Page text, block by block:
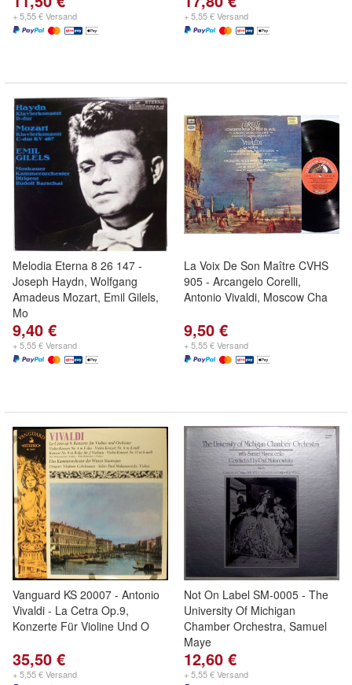
+ 5,55 € Versand + 5,55 € Versand
Melodia Eterna 8 26 147 -
Joseph Haydn, Wolfgang
Amadeus Mozart, Emil Gilels,
Mo
9,40 €
+ 5,55 € Versand
La Voix De Son Maître CVHS
905 - Arcangelo Corelli,
Antonio Vivaldi, Moscow Cha
9,50 €
+ 5,55 € Versand
Vanguard KS 20007 - Antonio
Vivaldi - La Cetra Op.9,
Konzerte Für Violine Und O
35,50 €
+ 5,55 € Versand
Not On Label SM-0005 - The
University Of Michigan
Chamber Orchestra, Samuel
Maye
12,60 €
+ 5,55 € Versand